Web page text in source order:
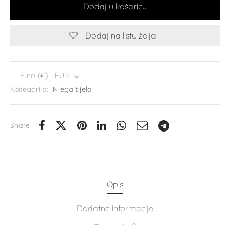
Dodaj u košaricu
Dodaj na listu želja
Euro (€) - EUR
Kategorija:
Njega tijela
Share
Opis
Dodatne informacije